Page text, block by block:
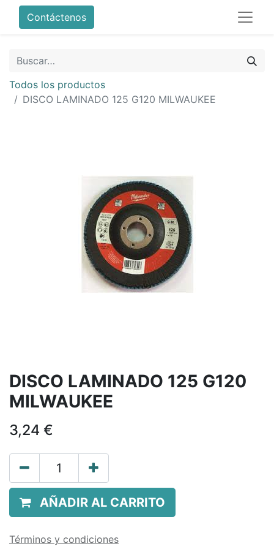
Contáctenos
Todos los productos
DISCO LAMINADO 125 G120 MILWAUKEE
DISCO LAMINADO 125 G120
MILWAUKEE
3,24 €
AÑADIR AL CARRITO
Términos y condiciones